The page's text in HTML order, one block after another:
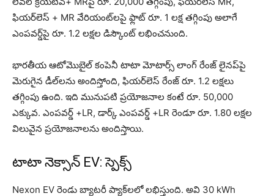
ఫియర్‌లెస్ + MR వేరియంట్‌లపై ఫ్లాట్ రూ. 1 లక్ష తగ్గింపు అలాగే
ఎంపవర్డ్‌పై రూ. 1.2 లక్షల డిస్కౌంట్ ల‌భించ‌నుంది.
భారతీయ ఆటోమొబైల్ కంపెనీ టాటా మోటార్స్ లాంగ్ రేంజ్ లైనప్‌పై
మెరుగైన డీల్‌లను అందిస్తోంది, ఫియర్‌లెస్ రేంజ్ రూ. 1.2 లక్షలు
త‌గ్గింపు ఉంది. ఇది మునుపటి ప్రయోజనాల కంటే రూ. 50,000
ఎక్కువ. ఎంప‌వ‌ర్డ్ +LR, డార్క్ ఎంపవర్డ్ +LR రెండూ రూ. 1.80 లక్షల
విలువైన ప్రయోజనాలను అందిస్తాయి.
టాటా నెక్సాన్ EV: స్పెక్స్
Nexon EV రెండు బ్యాటరీ ప్యాక్‌లలో లభిస్తుంది. అవి 30 kWh